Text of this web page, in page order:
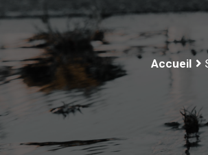
Accueil